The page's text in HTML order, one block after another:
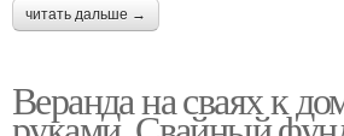
читать дальше →
Веранда на сваях к